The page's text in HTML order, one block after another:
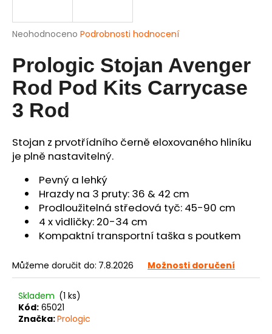
Průměrné
produktu
je
0,0
5
hvězdiček.
Neohodnoceno Podrobnosti hodnocení
Prologic Stojan Avenger
Rod Pod Kits Carrycase
3 Rod
Stojan z prvotřídního černě eloxovaného hliníku
je plně nastavitelný.
Pevný a lehký
Hrazdy na 3 pruty: 36 & 42 cm
Prodloužitelná středová tyč: 45-90 cm
4 x vidličky: 20-34 cm
Kompaktní transportní taška s poutkem
Můžeme doručit do: 7.8.2026 Možnosti doručení
Skladem (1 ks)
Kód: 65021
Značka:Prologic
j
t
?
HLEDAT
u